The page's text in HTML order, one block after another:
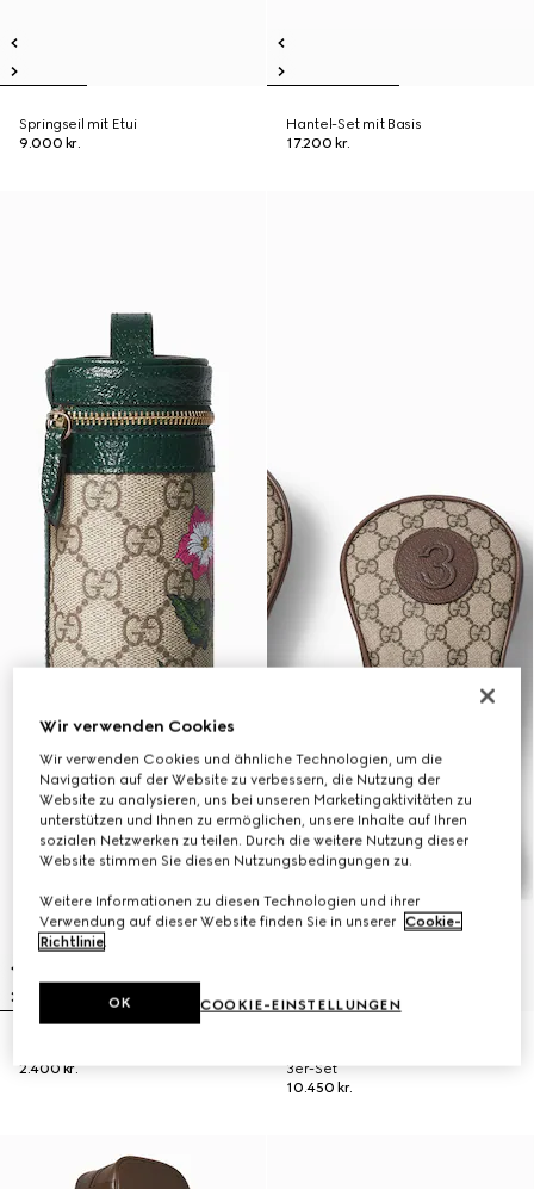
Springseil mit Etui
9.000 kr.
Hantel-Set mit Basis
17.200 kr.
2.400 kr.
3er-Set
10.450 kr.
Wir verwenden Cookies
Wir verwenden Cookies und ähnliche Technologien, um die
Navigation auf der Website zu verbessern, die Nutzung der
Website zu analysieren, uns bei unseren Marketingaktivitäten zu
unterstützen und Ihnen zu ermöglichen, unsere Inhalte auf Ihren
sozialen Netzwerken zu teilen. Durch die weitere Nutzung dieser
Website stimmen Sie diesen Nutzungsbedingungen zu.
Weitere Informationen zu diesen Technologien und ihrer
Verwendung auf dieser Website finden Sie in unserer Cookie-
Richtlinie.
COOKIE-EINSTELLUNGEN
OK